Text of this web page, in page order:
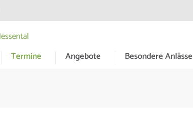
Hessental
Termine Angebote Besondere Anlässe